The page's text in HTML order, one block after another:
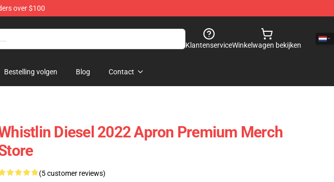
over $100
KlantenserviceWinkelwagen bekijken
Bestelling volgen Blog Contact
Diesel 2022 Apron Premium Merch
(5 customer reviews)